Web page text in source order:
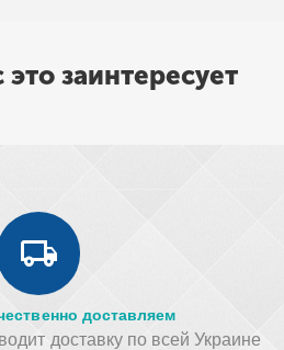
заинтересует
доставляем
доставку по всей Украине